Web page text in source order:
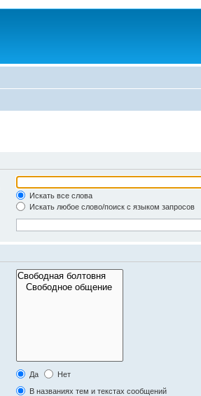
Искать все слова
Искать любое слово/поиск с языком запросов
Да
Нет
В названиях тем и текстах сообщений